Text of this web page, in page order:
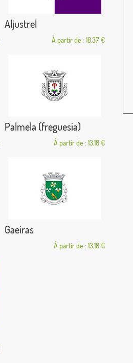
Aljustrel
À partir de : 18,37 €
Palmela (freguesia)
À partir de : 13,18 €
Gaeiras
À partir de : 13,18 €